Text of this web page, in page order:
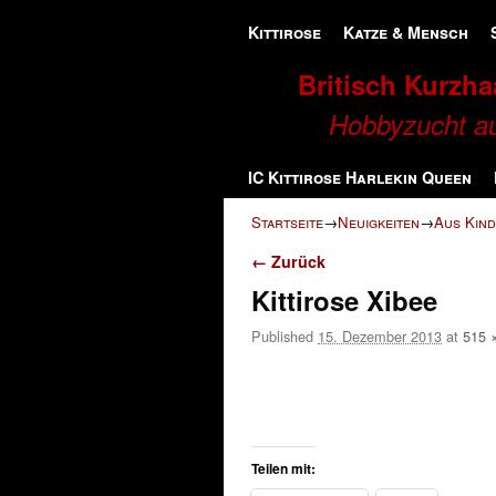
Kittirose Katze & Mensch
Britisch
Hobbyzucht
IC Kittirose Harlekin Queen
Startseite→Neuigkeiten→Aus
Bilder-Navigation
← Zurück
Kittirose Xibee
Published 15. Dezember 2013 at 515
Teilen mit: